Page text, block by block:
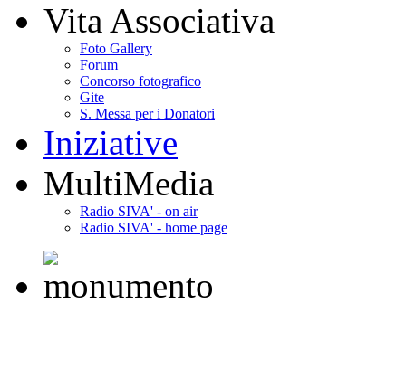
Vita Associativa
Foto Gallery
Forum
Concorso fotografico
Gite
S. Messa per i Donatori
Iniziative
MultiMedia
Radio SIVA' - on air
Radio SIVA' - home page